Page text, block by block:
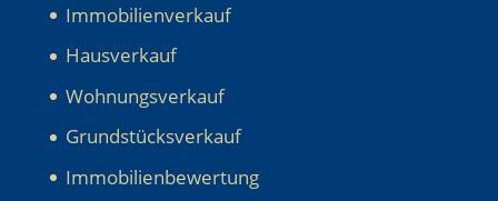
Immobilienverkauf
Hausverkauf
Wohnungsverkauf
Grundstücksverkauf
Immobilienbewertung